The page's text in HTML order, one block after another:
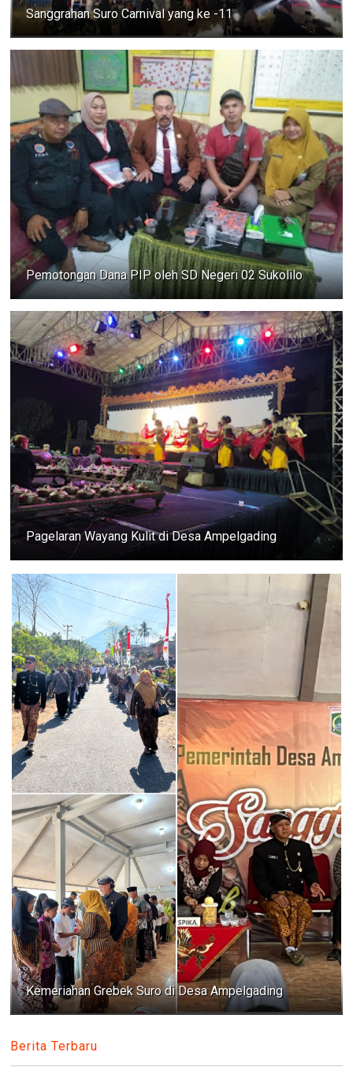
Sanggrahan Suro Carnival yang ke -11
Pemotongan Dana PIP oleh SD Negeri 02 Sukolilo
Pagelaran Wayang Kulit di Desa Ampelgading
Kemeriahan Grebek Suro di Desa Ampelgading
Berita Terbaru